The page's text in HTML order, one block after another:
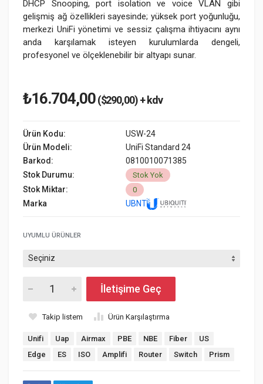
DHCP Snooping, port isolation ve voice VLAN gibi
gelişmiş ağ özellikleri sayesinde; yüksek port yoğunluğu,
merkezi UniFi yönetimi ve sessiz çalışma ihtiyacını aynı
anda karşılamak isteyen kurulumlarda dengeli,
profesyonel ve ölçeklenebilir bir altyapı sunar.
₺16.704,00($290,00) + kdv
Ürün Kodu:
USW-24
Ürün Modeli:
UniFi Standard 24
Barkod:
0810010071385
Stok Durumu:
Stok Yok
Stok Miktar: 0
Marka UBNT
UYUMLU ÜRÜNLER
İletişime Geç
Takip listem Ürün Karşılaştırma
Unifi Uap Airmax PBE NBE Fiber
US
Edge
ES ISO Amplifi Router Switch Prism